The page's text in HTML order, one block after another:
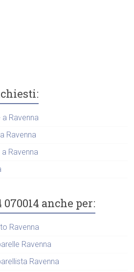
Ravenna
Ravenna
Ravenna
anche per:
Ravenna
Ravenna
Ravenna